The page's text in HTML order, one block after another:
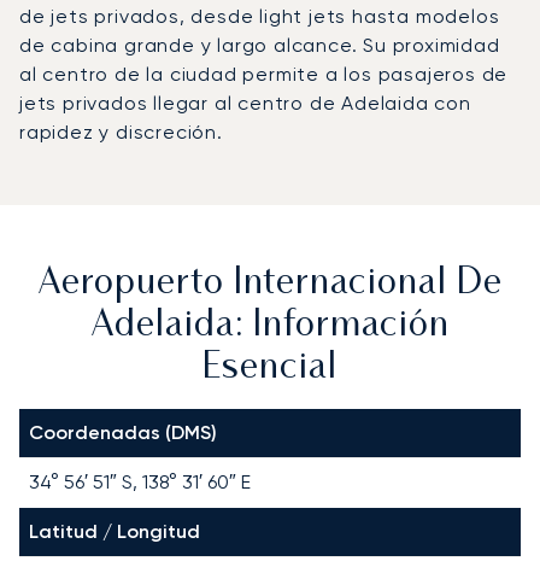
de jets privados, desde light jets hasta modelos
de cabina grande y largo alcance. Su proximidad
al centro de la ciudad permite a los pasajeros de
jets privados llegar al centro de Adelaida con
rapidez y discreción.
Aeropuerto Internacional De
Adelaida: Información
Esencial
Coordenadas (DMS)
34° 56′ 51″ S, 138° 31′ 60″ E
Latitud / Longitud